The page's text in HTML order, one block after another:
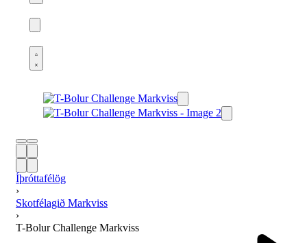
Search
open
Open
cart
Open
Account
details
Íþróttafélög
›
Skotfélagið Markviss
›
T-Bolur Challenge Markviss